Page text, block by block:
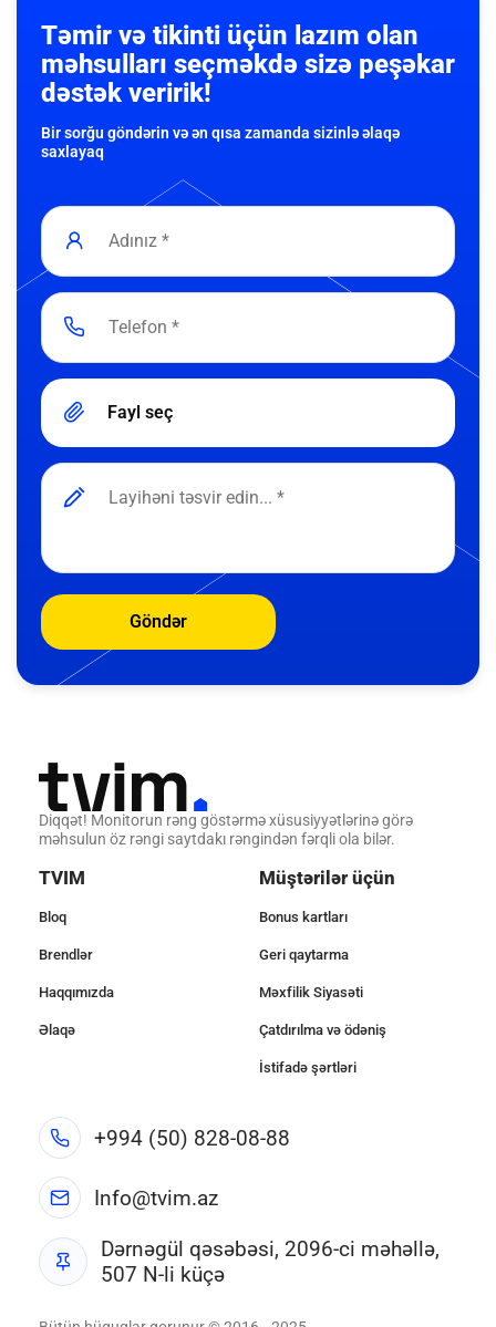
Təmir və tikinti üçün lazım olan
məhsulları seçməkdə sizə peşəkar
dəstək veririk!
Bir sorğu göndərin və ən qısa zamanda sizinlə əlaqə
saxlayaq
Fayl seç
Göndər
Diqqət! Monitorun rəng göstərmə xüsusiyyətlərinə görə
məhsulun öz rəngi saytdakı rəngindən fərqli ola bilər.
TVIM
Bloq
Brendlər
Haqqımızda
Əlaqə
Müştərilər üçün
Bonus kartları
Geri qaytarma
Məxfilik Siyasəti
Çatdırılma və ödəniş
İstifadə şərtləri
+994 (50) 828-08-88
Info@tvim.az
Dərnəgül qəsəbəsi, 2096-ci məhəllə,
507 N-li küçə